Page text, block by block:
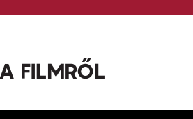
FILMRŐL